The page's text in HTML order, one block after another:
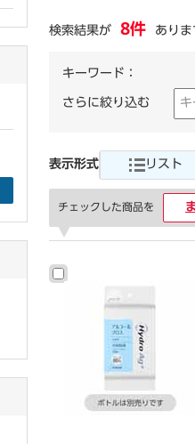
検索結果が 8件 ありま
キーワード：
さらに絞り込む
表示形式 リスト
チェックした商品を